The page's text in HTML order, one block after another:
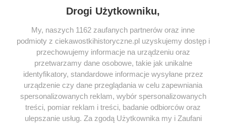
Twój adres e-mail nie zostanie opublikowany.
Wymagane pola są oznaczone *
KOMENTARZ
Drogi Użytkowniku,
My, naszych 1162 zaufanych partnerów oraz inne
podmioty z ciekawostkihistoryczne.pl uzyskujemy dostęp i
przechowujemy informacje na urządzeniu oraz
przetwarzamy dane osobowe, takie jak unikalne
identyfikatory, standardowe informacje wysyłane przez
urządzenie czy dane przeglądania w celu zapewniania
spersonalizowanych reklam, wybór spersonalizowanych
treści, pomiar reklam i treści, badanie odbiorców oraz
ulepszanie usług. Za zgodą Użytkownika my i Zaufani